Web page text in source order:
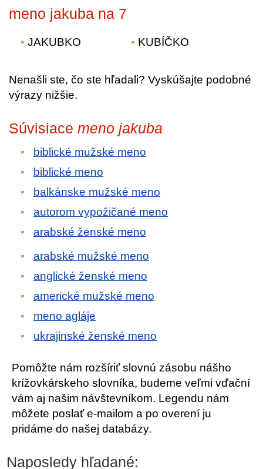
meno jakuba na 7
JAKUBKO KUBÍČKO
Nenašli ste, čo ste hľadali? Vyskúšajte podobné
výrazy nižšie.
Súvisiace meno jakuba
biblické mužské meno
biblické meno
balkánske mužské meno
autorom vypožičané meno
arabské ženské meno
arabské mužské meno
anglické ženské meno
americké mužské meno
meno agláje
ukrajinské ženské meno
Pomôžte nám rozšíriť slovnú zásobu nášho
krížovkárskeho slovníka, budeme veľmi vďační
vám aj našim návštevníkom. Legendu nám
môžete poslať e-mailom a po overení ju
pridáme do našej databázy.
Naposledy hľadané: